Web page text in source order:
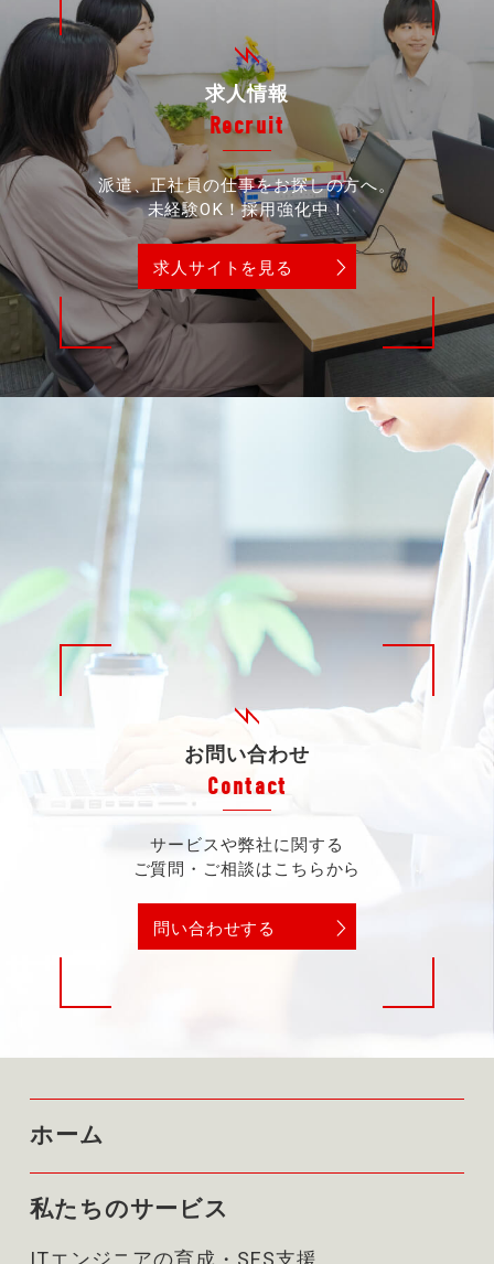
求人情報
Recruit
派遣、正社員の仕事をお探しの方へ。
未経験OK！採用強化中！
求人サイトを見る
お問い合わせ
Contact
サービスや弊社に関する
ご質問・ご相談はこちらから
問い合わせする
ホーム
私たちのサービス
ITエンジニアの育成・SES支援